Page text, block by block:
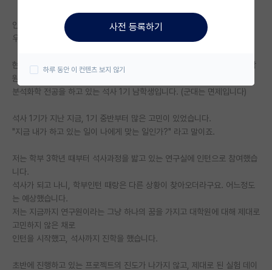
미국 대학원 합격 후기 게시판
대학원생 모집 게시판
연구실(PI) 홍보 게시판
임용 정보 게시판
학부 인턴 게시판
취업 게시판
임용 후기 게시판
PI 전용 게시판
안녕하세요.
우선 긴 글 읽으러 와주신 여러분들께 감사드립니다.
현재 저는 학부 3.5년으로 조기졸업을 진행하고 올해 9월부터 화학과 대학
원에 진학하여
분석화학 전공을 하고 있는 석사 1기 남학생입니다. (군대는 면제입니다)
석사 1기가 지난 지금, 1기 중반부터 많은 고민이 있었습니다.
"지금 내가 하고 있는 일이 나에게 맞는 일인가?" 라고 말이죠.
저는 학부 3학년 때부터 석사과정을 밟고 있는 연구실에 인턴으로 참여했습
니다.
석사가 되고 나니, 학부인턴 때랑은 다른 상황이 찾아오더라구요. 어느정도
는 예상했습니다.
저는 지금까지 연구원이라는 그냥 하나의 꿈을 가지고 대학원에 대해 제대로
고민하지 않은 채로
인턴을 시작했고, 석사까지 진학을 했습니다.
초반에 진행하고 있는 프로젝트의 진도가 나가지 않고, 제대로 된 실험 데이
사전 등록하기
하루 동안 이 컨텐츠 보지 않기